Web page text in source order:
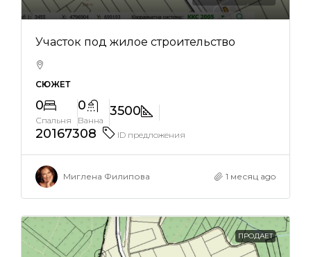
Участок под жилое строительство
СЮЖЕТ
0
Спальня
0
Ванна
3500
20167308
ID предложения
Миглена Филипова 1 месяц ago
ПРОДАЕТ